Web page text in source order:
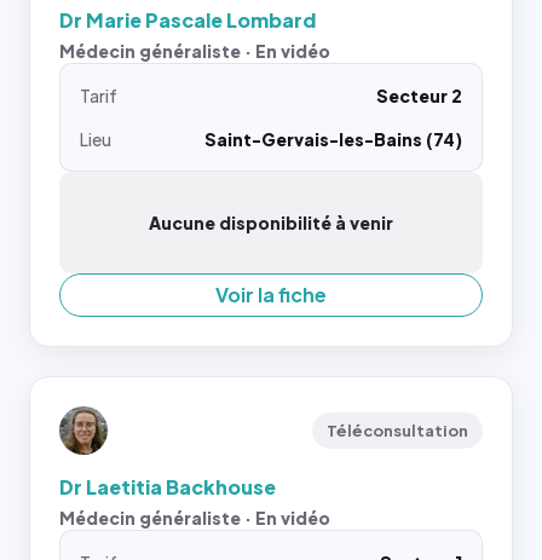
Dr Marie Pascale Lombard
Médecin généraliste · En vidéo
Tarif
Secteur 2
Lieu
Saint-Gervais-les-Bains (74)
Aucune disponibilité à venir
Voir la fiche
Téléconsultation
Dr Laetitia Backhouse
Médecin généraliste · En vidéo